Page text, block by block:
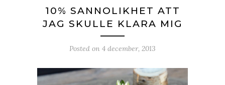
10% SANNOLIKHET ATT
JAG SKULLE KLARA MIG
Posted on 4 december, 2013